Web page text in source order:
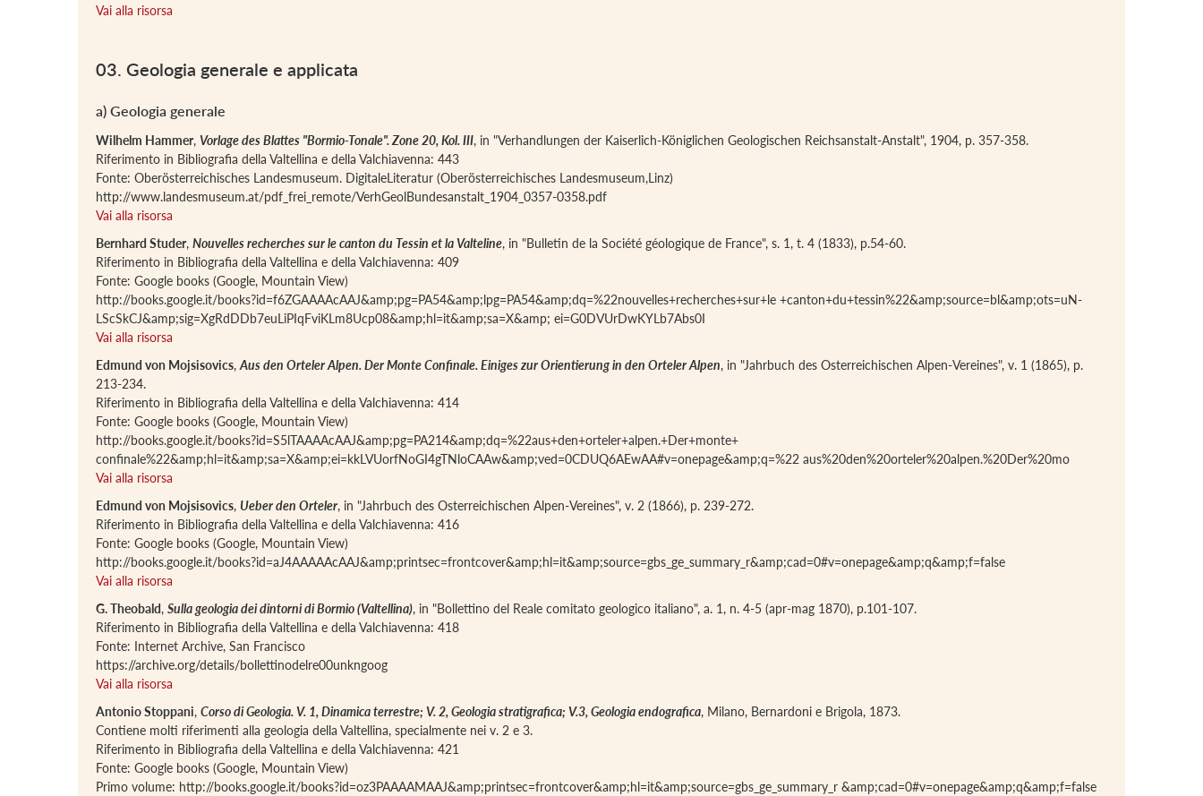
Vai alla risorsa
03. Geologia generale e applicata
a) Geologia generale
Wilhelm Hammer, Vorlage des Blattes "Bormio-Tonale". Zone 20, Kol. III, in "Verhandlungen der Kaiserlich-Königlichen Geologischen Reichsanstalt-Anstalt", 1904, p. 357-358.
Riferimento in Bibliografia della Valtellina e della Valchiavenna: 443
Fonte: Oberösterreichisches Landesmuseum. DigitaleLiteratur (Oberösterreichisches Landesmuseum,Linz)
http://www.landesmuseum.at/pdf_frei_remote/VerhGeolBundesanstalt_1904_0357-0358.pdf
Vai alla risorsa
Bernhard Studer, Nouvelles recherches sur le canton du Tessin et la Valteline, in "Bulletin de la Société géologique de France", s. 1, t. 4 (1833), p.54-60.
Riferimento in Bibliografia della Valtellina e della Valchiavenna: 409
Fonte: Google books (Google, Mountain View)
http://books.google.it/books?id=f6ZGAAAAcAAJ&amp;pg=PA54&amp;lpg=PA54&amp;dq=%22nouvelles+recherches+sur+le +canton+du+tessin%22&amp;source=bl&amp;ots=uN-
LScSkCJ&amp;sig=XgRdDDb7euLiPIqFviKLm8Ucp08&amp;hl=it&amp;sa=X&amp; ei=G0DVUrDwKYLb7Abs0I
Vai alla risorsa
Edmund von Mojsisovics, Aus den Orteler Alpen. Der Monte Confinale. Einiges zur Orientierung in den Orteler Alpen, in "Jahrbuch des Osterreichischen Alpen-Vereines", v. 1 (1865), p.
213-234.
Riferimento in Bibliografia della Valtellina e della Valchiavenna: 414
Fonte: Google books (Google, Mountain View)
http://books.google.it/books?id=S5lTAAAAcAAJ&amp;pg=PA214&amp;dq=%22aus+den+orteler+alpen.+Der+monte+
confinale%22&amp;hl=it&amp;sa=X&amp;ei=kkLVUorfNoGI4gTNloCAAw&amp;ved=0CDUQ6AEwAA#v=onepage&amp;q=%22 aus%20den%20orteler%20alpen.%20Der%20mo
Vai alla risorsa
Edmund von Mojsisovics, Ueber den Orteler, in "Jahrbuch des Osterreichischen Alpen-Vereines", v. 2 (1866), p. 239-272.
Riferimento in Bibliografia della Valtellina e della Valchiavenna: 416
Fonte: Google books (Google, Mountain View)
http://books.google.it/books?id=aJ4AAAAAcAAJ&amp;printsec=frontcover&amp;hl=it&amp;source=gbs_ge_summary_r&amp;cad=0#v=onepage&amp;q&amp;f=false
Vai alla risorsa
G. Theobald, Sulla geologia dei dintorni di Bormio (Valtellina), in "Bollettino del Reale comitato geologico italiano", a. 1, n. 4-5 (apr-mag 1870), p.101-107.
Riferimento in Bibliografia della Valtellina e della Valchiavenna: 418
Fonte: Internet Archive, San Francisco
https://archive.org/details/bollettinodelre00unkngoog
Vai alla risorsa
Antonio Stoppani, Corso di Geologia. V. 1, Dinamica terrestre; V. 2, Geologia stratigrafica; V.3, Geologia endografica, Milano, Bernardoni e Brigola, 1873.
Contiene molti riferimenti alla geologia della Valtellina, specialmente nei v. 2 e 3.
Riferimento in Bibliografia della Valtellina e della Valchiavenna: 421
Fonte: Google books (Google, Mountain View)
Primo volume: http://books.google.it/books?id=oz3PAAAAMAAJ&amp;printsec=frontcover&amp;hl=it&amp;source=gbs_ge_summary_r &amp;cad=0#v=onepage&amp;q&amp;f=false